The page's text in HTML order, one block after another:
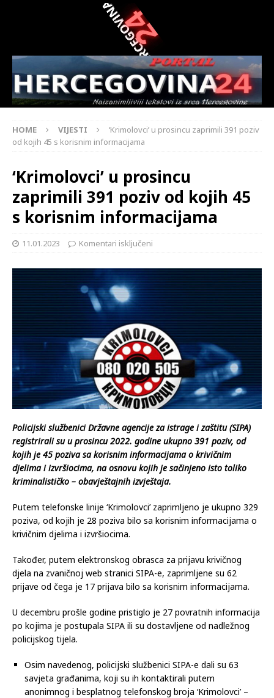
HOME VIJESTI
‘Krimolovci’ u prosincu zaprimili 391 poziv
od kojih 45 s korisnim informacijama
‘Krimolovci’ u prosincu
zaprimili 391 poziv od kojih 45
s korisnim informacijama
11.01.2023 Komentari isključeni
Policijski službenici Državne agencije za istrage i zaštitu (SIPA)
registrirali su u prosincu 2022. godine ukupno 391 poziv, od
kojih je 45 poziva sa korisnim informacijama o krivičnim
djelima i izvršiocima, na osnovu kojih je sačinjeno isto toliko
kriminalističko – obavještajnih izvještaja.
Putem telefonske linije ‘Krimolovci’ zaprimljeno je ukupno 329
poziva, od kojih je 28 poziva bilo sa korisnim informacijama o
krivičnim djelima i izvršiocima.
Također, putem elektronskog obrasca za prijavu krivičnog
djela na zvaničnoj web stranici SIPA-e, zaprimljene su 62
prijave od čega je 17 prijava bilo sa korisnim informacijama.
U decembru prošle godine pristiglo je 27 povratnih informacija
po kojima je postupala SIPA ili su dostavljene od nadležnog
policijskog tijela.
Osim navedenog, policijski službenici SIPA-e dali su 63
savjeta građanima, koji su ih kontaktirali putem
anonimnog i besplatnog telefonskog broja ‘Krimolovci’ –